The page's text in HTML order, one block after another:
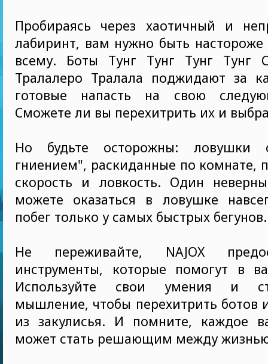
Пробираясь через хаотичный и
лабиринт, вам нужно быть
всему. Боты Тунг Тунг Тунг Тунг
Тралалеро Тралала поджидают за
готовые напасть на свою
Сможете ли вы перехитрить их и
Но будьте осторожны: ловушки
гниением", раскиданные по комнате,
скорость и ловкость. Один
можете оказаться в ловушке
побег только у самых быстрых бегунов.
Не переживайте, NAJOX
инструменты, которые помогут в
Используйте свои умения и
мышление, чтобы перехитрить ботов
из закулисья. И помните, каждое
может стать решающим между